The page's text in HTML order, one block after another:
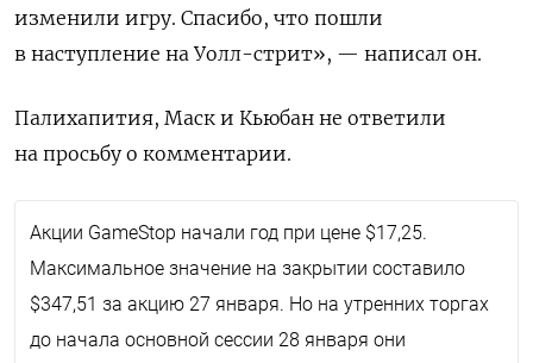
изменили игру. Спасибо, что пошли
в наступление на Уолл-стрит», — написал он.
Палихапития, Маск и Кьюбан не ответили
на просьбу о комментарии.
Акции GameStop начали год при цене $17,25.
Максимальное значение на закрытии составило
$347,51 за акцию 27 января. Но на утренних торгах
до начала основной сессии 28 января они